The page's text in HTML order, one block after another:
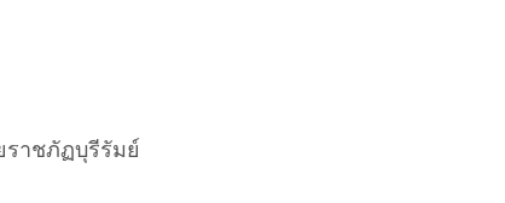
าชภัฏบุรีรัมย์